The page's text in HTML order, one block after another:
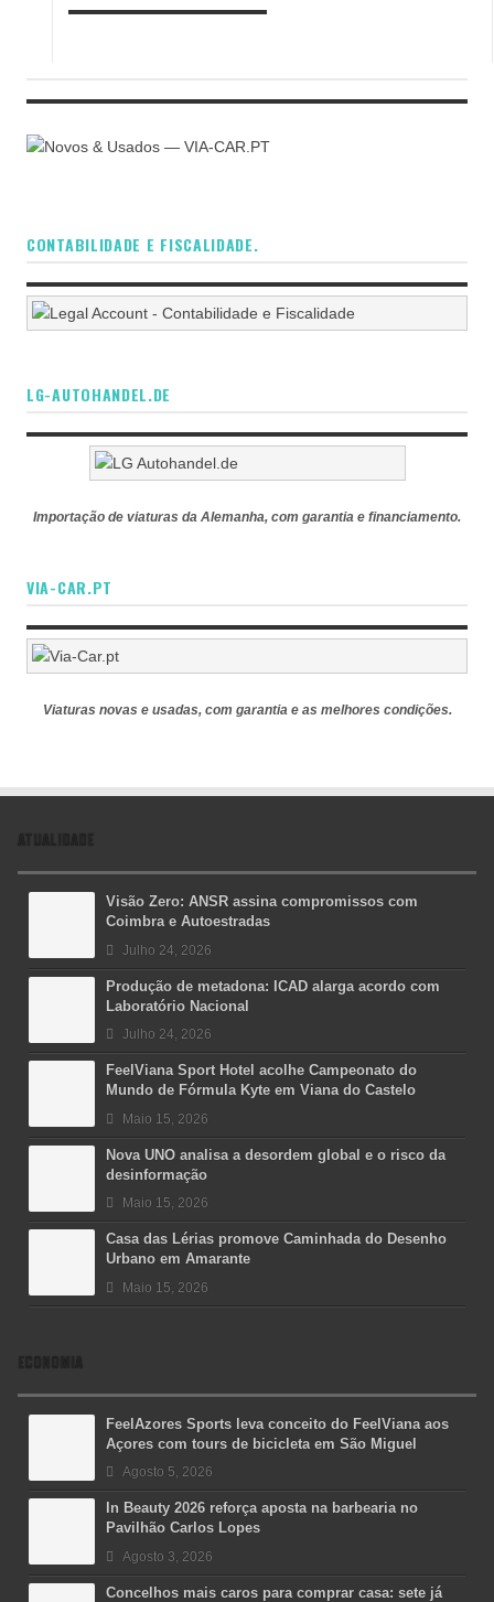
CONTABILIDADE E FISCALIDADE.
LG-AUTOHANDEL.DE
Importação de viaturas da Alemanha, com garantia e financiamento.
VIA-CAR.PT
Viaturas novas e usadas, com garantia e as melhores condições.
ATUALIDADE
Visão Zero: ANSR assina compromissos com
Coimbra e Autoestradas
Julho 24, 2026
Produção de metadona: ICAD alarga acordo com
Laboratório Nacional
Julho 24, 2026
FeelViana Sport Hotel acolhe Campeonato do
Mundo de Fórmula Kyte em Viana do Castelo
Maio 15, 2026
Nova UNO analisa a desordem global e o risco da
desinformação
Maio 15, 2026
Casa das Lérias promove Caminhada do Desenho
Urbano em Amarante
Maio 15, 2026
ECONOMIA
FeelAzores Sports leva conceito do FeelViana aos
Açores com tours de bicicleta em São Miguel
Agosto 5, 2026
In Beauty 2026 reforça aposta na barbearia no
Pavilhão Carlos Lopes
Agosto 3, 2026
Concelhos mais caros para comprar casa: sete já